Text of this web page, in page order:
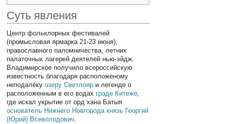
Суть явления
Центр фольклорных фестивалей
(промысловая ярмарка 21-23 июня),
православного паломничества, летних
палаточных лагерей деятелей нью-эйдж.
Владимирское получило всероссийскую
известность благодаря расположеному
неподалёкуозеру Светлояр и легенде о
расположенным в его водах граде Китеже,
где искал укрытие от орд хана Батыя
основатель Нижнего Новгорода князь Георгий
(Юрий) Всеволодович.